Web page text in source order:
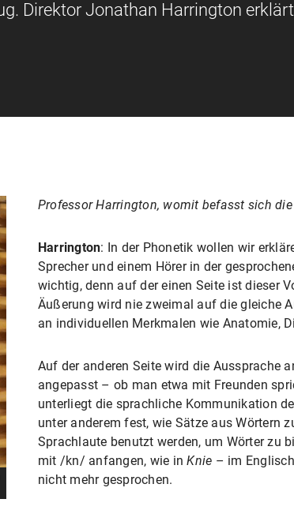
Direktor Jonathan Harrington
Professor Harrington, womit befasst sich
Harrington: In der Phonetik wollen wir
Sprecher und einem Hörer in der
wichtig, denn auf der einen Seite ist dieser
Äußerung wird nie zweimal auf die gleiche
an individuellen Merkmalen wie Anatomie,
Auf der anderen Seite wird die Aussprache
angepasst – ob man etwa mit Freunden
unterliegt die sprachliche Kommunikation
unter anderem fest, wie Sätze aus Wörtern
Sprachlaute benutzt werden, um Wörter zu
mit /kn/ anfangen, wie inKnie – im
nicht mehr gesprochen.